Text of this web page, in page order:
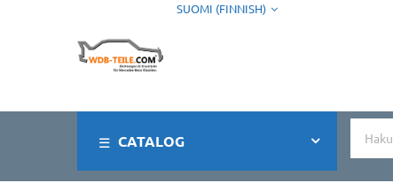
SUOMI (FINNISH)
CATALOG